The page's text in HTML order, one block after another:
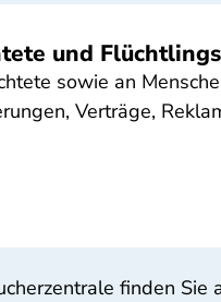
und
sowie an
Verträge,
finden Sie